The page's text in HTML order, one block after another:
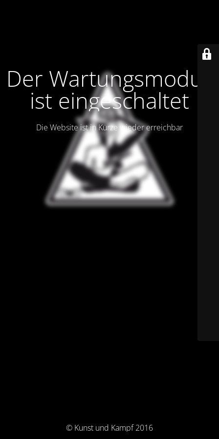
Der Wartungsmodus
ist eingeschaltet
Die Website ist in Kürze wieder erreichbar
© Kunst und Kampf 2016